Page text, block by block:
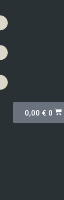
0,00 € 0